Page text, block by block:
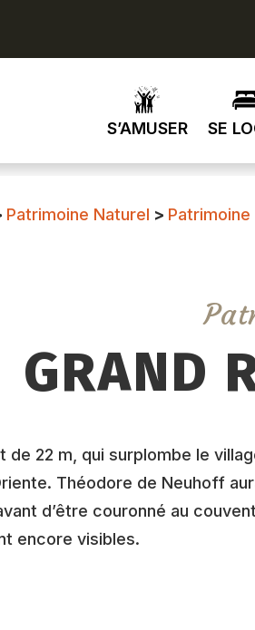
S’AMUSER SE
Patrimoine Naturel > Patrimoine
GRAND
de 22 m, qui surplombe le
Théodore de Neuhoff
d’être couronné au
encore visibles.